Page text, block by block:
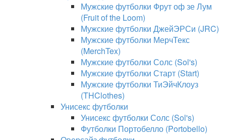
Мужские футболки Фрут оф зе Лум
(Fruit of the Loom)
Мужские футболки ДжейЭРСи (JRC)
Мужские футболки МерчТекс
(MerchTex)
Мужские футболки Солс (Sol's)
Мужские футболки Старт (Start)
Мужские футболки ТиЭйчКлоуз
(THClothes)
Унисекс футболки
Унисекс футболки Солс (Sol's)
Футболки Портобелло (Portobello)